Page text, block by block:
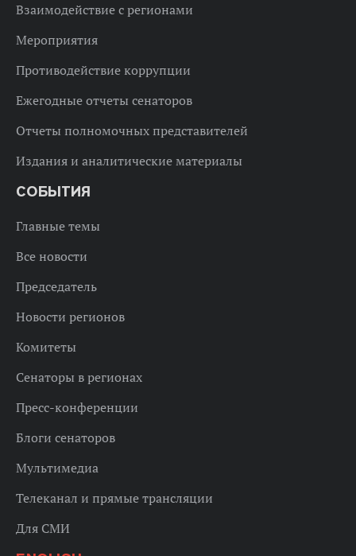
Взаимодействие с регионами
Мероприятия
Противодействие коррупции
Ежегодные отчеты сенаторов
Отчеты полномочных представителей
Издания и аналитические материалы
СОБЫТИЯ
Главные темы
Все новости
Председатель
Новости регионов
Комитеты
Сенаторы в регионах
Пресс-конференции
Блоги сенаторов
Мультимедиа
Телеканал и прямые трансляции
Для СМИ